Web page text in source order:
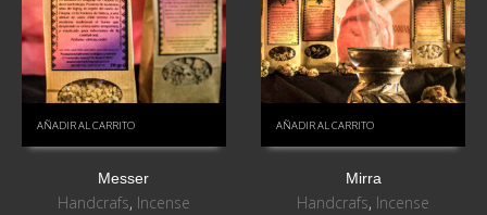
AÑADIR AL CARRITO
Messer
Handcrafs, Incense
AÑADIR AL CARRITO
Mirra
Handcrafs, Incense